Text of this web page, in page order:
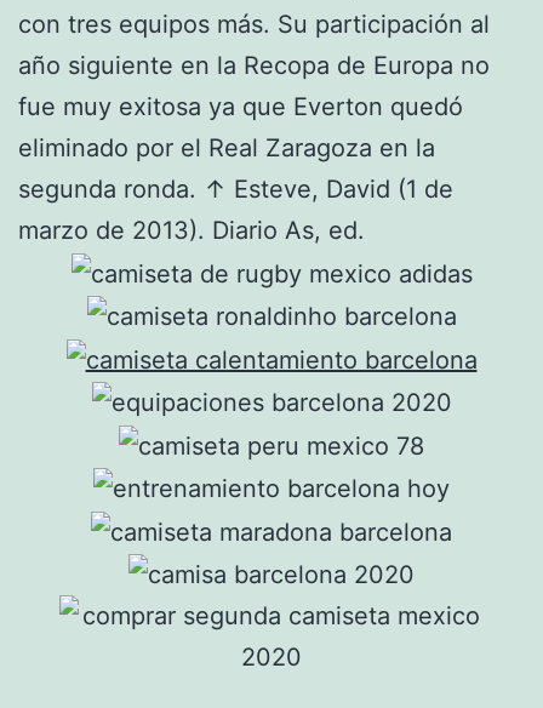
con tres equipos más. Su participación al
año siguiente en la Recopa de Europa no
fue muy exitosa ya que Everton quedó
eliminado por el Real Zaragoza en la
segunda ronda. ↑ Esteve, David (1 de
marzo de 2013). Diario As, ed.